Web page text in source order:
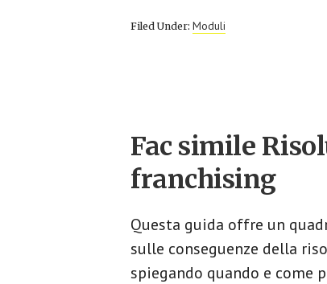
Filed Under: Moduli
Fac simile
franchising​
Questa guida offre un
sulle conseguenze della
spiegando quando e come